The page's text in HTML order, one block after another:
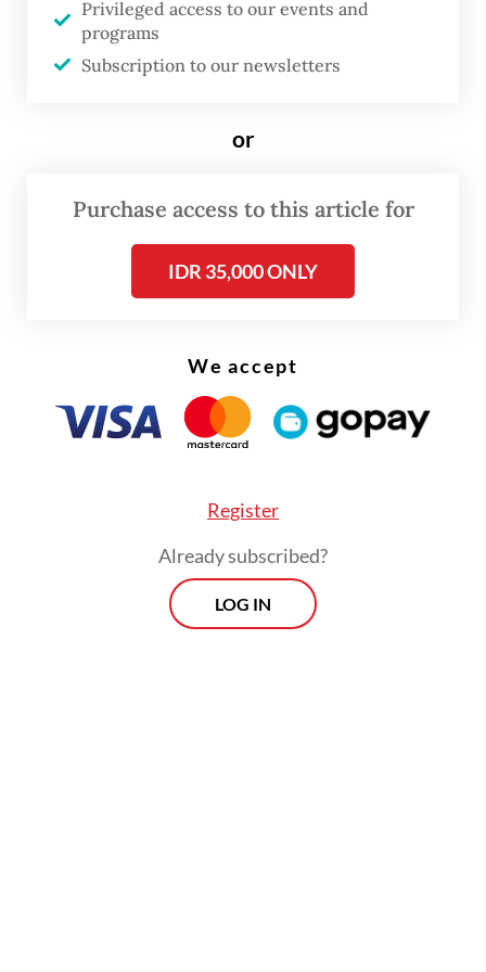
Senin adalah Menteri Koordinator
Perekonomian Airlangga Hartarto dan
diyakini telah mengamankan jabatan yang
untuk pemerintahan Prabowo yang akan
dilantik sebagai presiden berikutnya pada
Privileged access to our events and
programs
Subscription to our newsletters
or
Purchase access to this article for
IDR 35,000 ONLY
We accept
Register
Already subscribed?
LOG IN